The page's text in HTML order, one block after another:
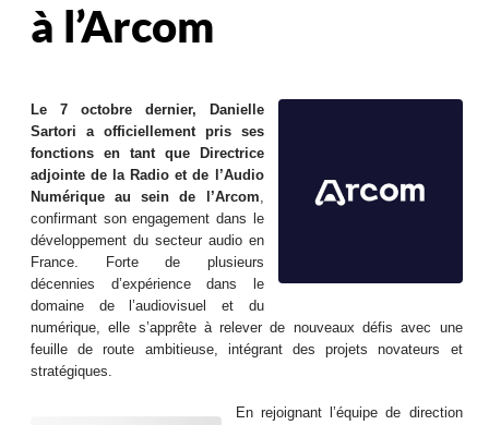
à l’Arcom
Le 7 octobre dernier, Danielle
Sartori a officiellement pris ses
fonctions en tant que Directrice
adjointe de la Radio et de l’Audio
Numérique au sein de l’Arcom,
confirmant son engagement dans le
développement du secteur audio en
France. Forte de plusieurs
décennies d’expérience dans le
domaine de l’audiovisuel et du
numérique, elle s’apprête à relever de nouveaux défis avec une
feuille de route ambitieuse, intégrant des projets novateurs et
stratégiques.
En rejoignant l’équipe de direction